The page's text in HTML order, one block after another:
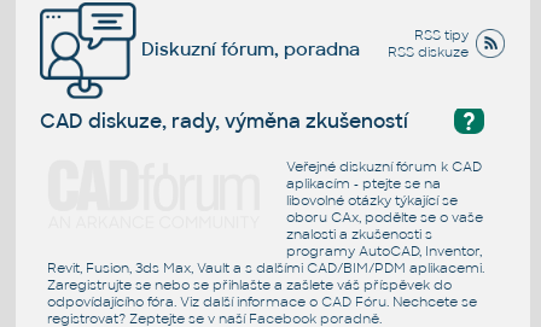
RSS tipy
RSS diskuze
Diskuzní fórum, poradna
?
CAD diskuze, rady, výměna zkušeností
Veřejné diskuzní fórum k CAD
aplikacím - ptejte se na
libovolné otázky týkající se
oboru CAx, podělte se o vaše
znalosti a zkušenosti s
programy AutoCAD, Inventor,
Revit, Fusion, 3ds Max, Vault a s dalšími CAD/BIM/PDM aplikacemi.
Zaregistrujte se nebo se přihlašte a zašlete váš příspěvek do
odpovídajícího fóra. Viz další informace o CAD Fóru. Nechcete se
registrovat? Zeptejte se v naší Facebook poradně.